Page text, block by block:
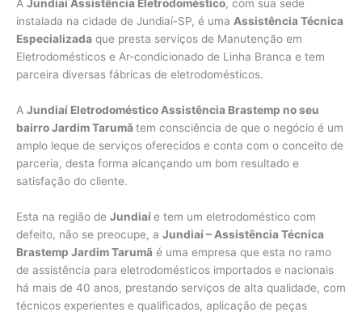
A Jundiaí Assistência Eletrodoméstico, com sua sede
instalada na cidade de Jundiaí-SP, é uma Assistência Técnica
Especializada que presta serviços de Manutenção em
Eletrodomésticos e Ar-condicionado de Linha Branca e tem
parceira diversas fábricas de eletrodomésticos.
A Jundiaí Eletrodoméstico Assistência Brastemp no seu
bairro Jardim Tarumã tem consciência de que o negócio é um
amplo leque de serviços oferecidos e conta com o conceito de
parceria, desta forma alcançando um bom resultado e
satisfação do cliente.
Esta na região de Jundiaíe tem um eletrodoméstico com
defeito, não se preocupe, a Jundiaí – Assistência Técnica
Brastemp Jardim Tarumã é uma empresa que esta no ramo
de assistência para eletrodomésticos importados e nacionais
há mais de 40 anos, prestando serviços de alta qualidade, com
técnicos experientes e qualificados, aplicação de peças